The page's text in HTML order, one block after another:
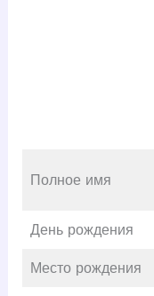
Полное имя
День рождения
Место рождения